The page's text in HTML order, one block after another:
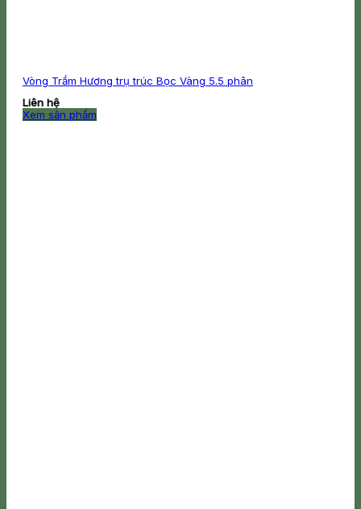
Vòng Trầm Hương trụ trúc Bọc Vàng 5.5 phân
Liên hệ
Xem sản phẩm